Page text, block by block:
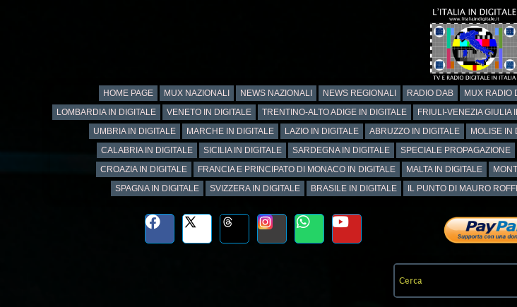
HOME PAGE MUX NAZIONALI NEWS NAZIONALI NEWS REGIONALI RADIO DAB MUX RADIO
LOMBARDIA IN DIGITALE
VENETO IN DIGITALE TRENTINO-ALTO ADIGE IN DIGITALE FRIULI-VENEZIA GIULIA
UMBRIA IN DIGITALE
MARCHE IN DIGITALE LAZIO IN DIGITALE ABRUZZO IN DIGITALE MOLISE IN
CALABRIA IN DIGITALE
SICILIA IN DIGITALE SARDEGNA IN DIGITALE SPECIALE PROPAGAZIONE
CROAZIA IN DIGITALE
FRANCIA E PRINCIPATO DI MONACO IN DIGITALE MALTA IN DIGITALE
SPAGNA IN DIGITALE
SVIZZERA IN DIGITALE BRASILE IN DIGITALE IL PUNTO DI MAURO ROFFI